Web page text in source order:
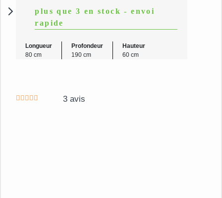
plus que 3 en stock - envoi
rapide
Longueur
80 cm
Profondeur
190 cm
Hauteur
60 cm
80
x
pour
Canapé
3 avis